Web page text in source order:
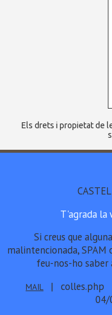
Els drets i propietat de
T'agrada la
Si creus que
malintencionada,
feu-nos-ho saber
MAIL
| colles.php
04/